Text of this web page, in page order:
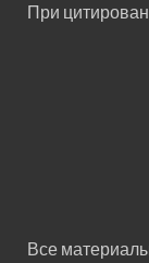
При
Все